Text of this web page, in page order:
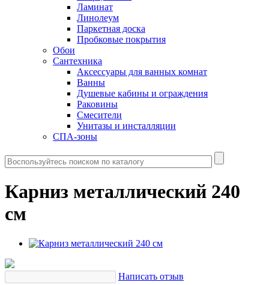
Ламинат
Линолеум
Паркетная доска
Пробковые покрытия
Обои
Сантехника
Аксессуары для ванных комнат
Ванны
Душевые кабины и ограждения
Раковины
Смесители
Унитазы и инсталляции
СПА-зоны
Карниз металлический 240
см
Написать отзыв